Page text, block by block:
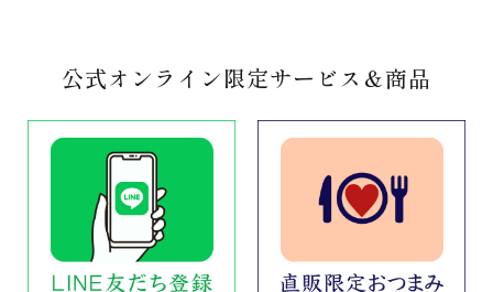
公式オンライン限定サービス＆商品